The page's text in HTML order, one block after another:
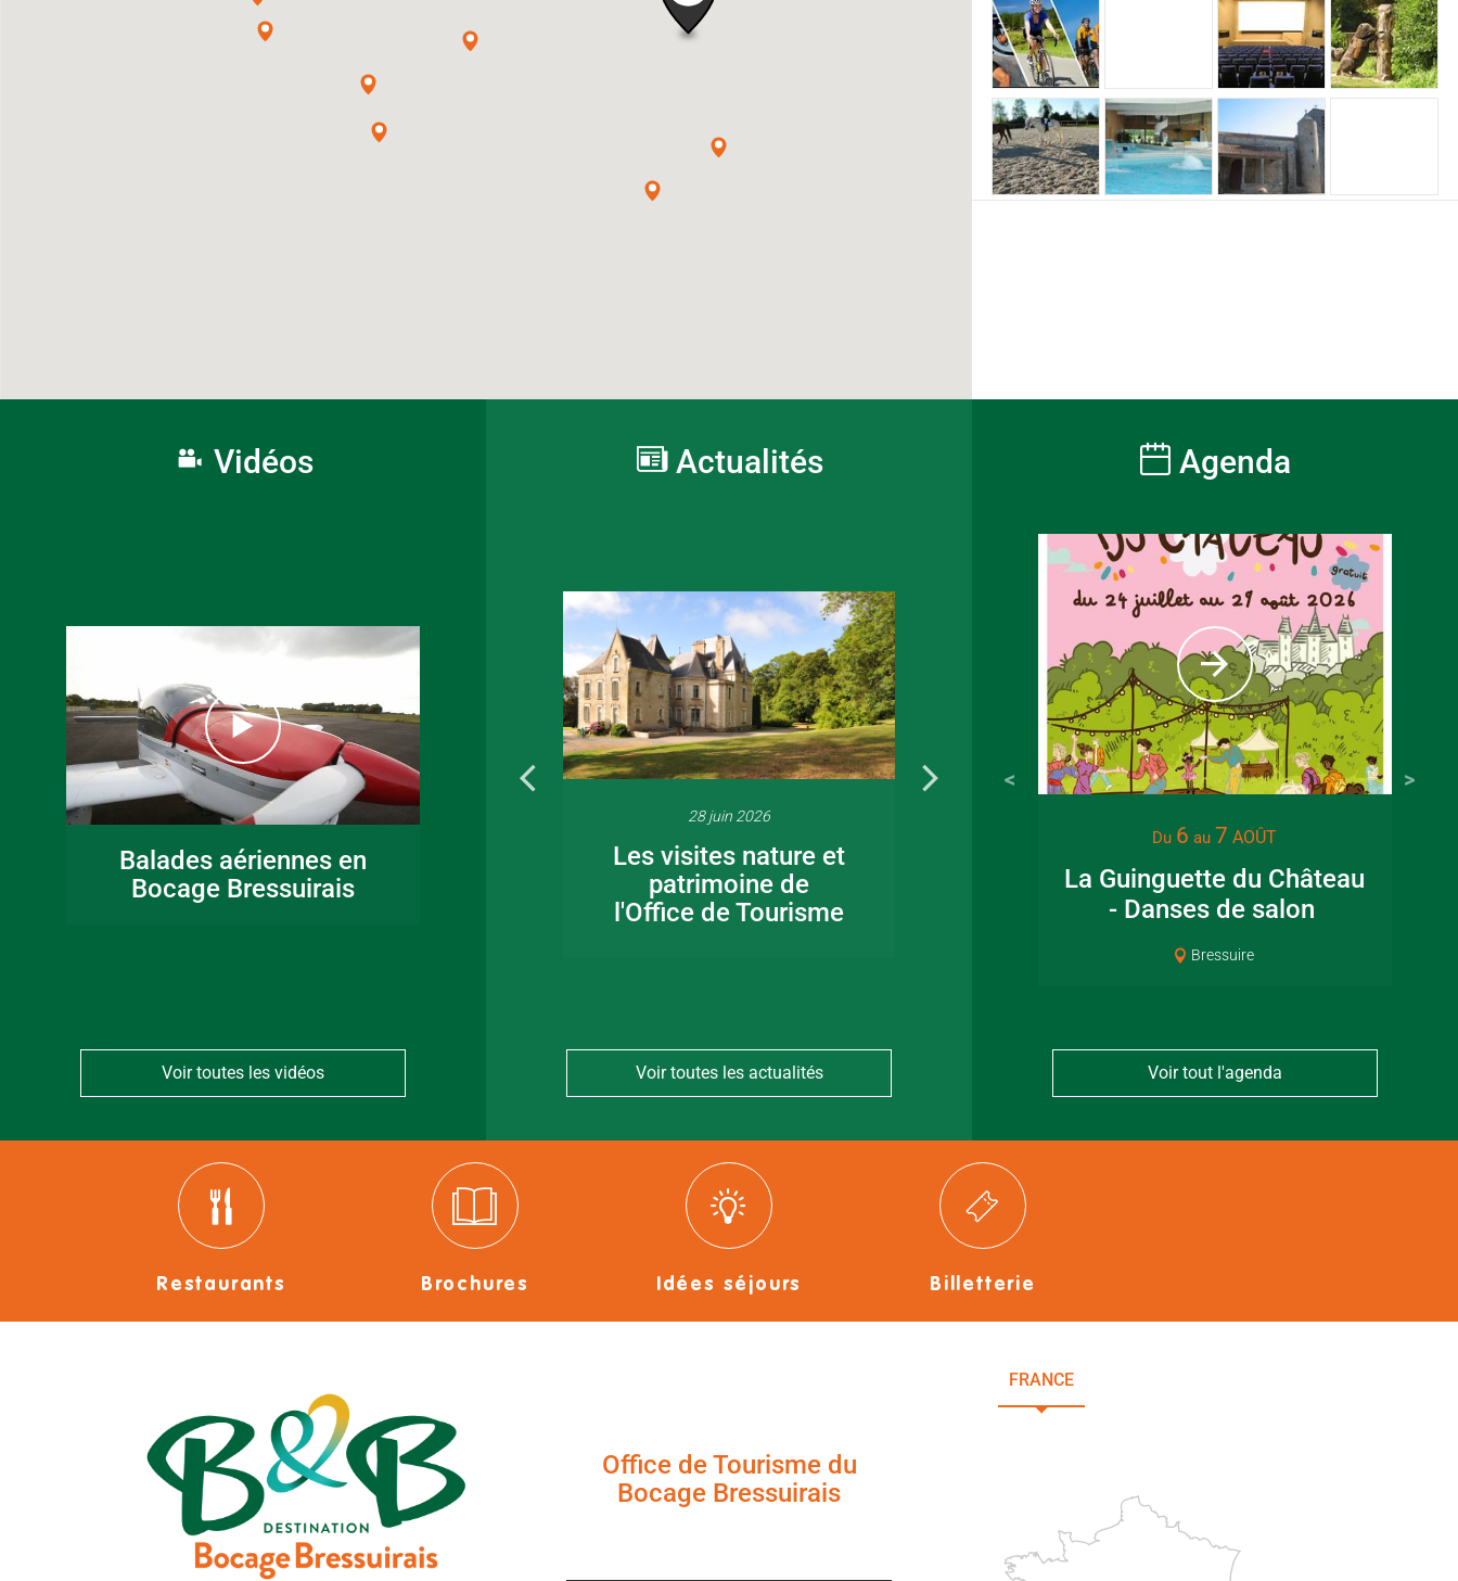
Vidéos
Balades aériennes en
Bocage Bressuirais
Voir toutes les vidéos
Actualités
16 juin 2026
Fête de la musique
en Bocage
28 juin 2026
Les visites nature et
patrimoine de
l'Office de Tourisme
canoë en Bocage
Bressuirais
Voir toutes les actualités
Agenda
Du 6 au 7 AOÛT
La Guinguette du Château
- Danses de salon
Bressuire
Voir tout l'agenda
Restaurants Brochures Idées séjours Billetterie
Office de Tourisme du
Bocage Bressuirais
FRANCE